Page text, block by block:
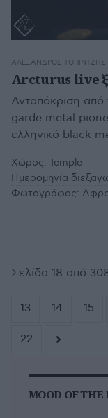
ΑΛΈΞΑΝΔΡΟΣ ΤΟΠΙΝΤΖΉΣ
Arcturus live
Ανταπόκριση
garde metal
ελληνικό black
Χώρος: Temple
Ημερομηνία
Φωτογράφος:
Σελίδα 18 από
13 14 15
22
MOOD OF THE